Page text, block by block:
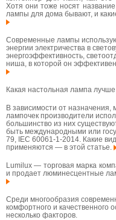
Хотя они тоже носят
лампы для дома бывают, и
Современные лампы
энергии электричества в
энергоэффективность,
ниша, в которой он эффективен.
Какая настольная лампа
В зависимости от назначения,
лампочек производители
большинство из них
быть международными или
79, IEC 60061-1-2014. Какие
применяются — в этой статье.
Lumilux — торговая марка
и продает люминесцентные
Среди многообразия
комфортного и качественного
несколько факторов.